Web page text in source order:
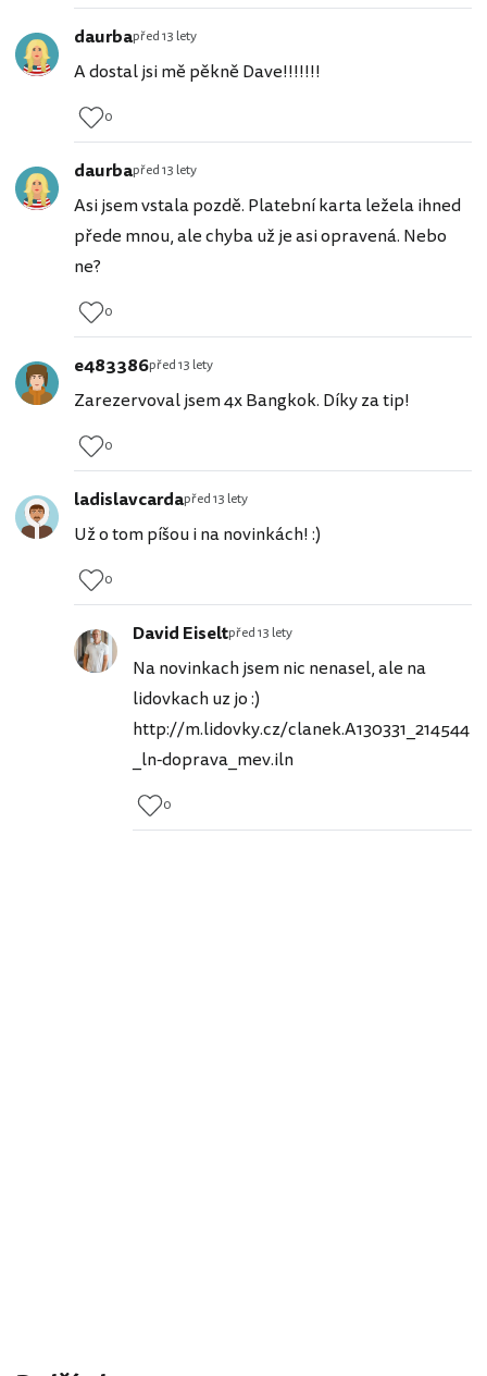
daurbapřed 13 lety
A dostal jsi mě pěkně Dave!!!!!!!
0
daurbapřed 13 lety
Asi jsem vstala pozdě. Platební karta ležela ihned
přede mnou, ale chyba už je asi opravená. Nebo
ne?
0
e483386před 13 lety
Zarezervoval jsem 4x Bangkok. Díky za tip!
0
ladislavcardapřed 13 lety
Už o tom píšou i na novinkách! :)
0
David Eiseltpřed 13 lety
Na novinkach jsem nic nenasel, ale na
lidovkach uz jo :)
http://m.lidovky.cz/clanek.A130331_214544
_ln-doprava_mev.iln
0